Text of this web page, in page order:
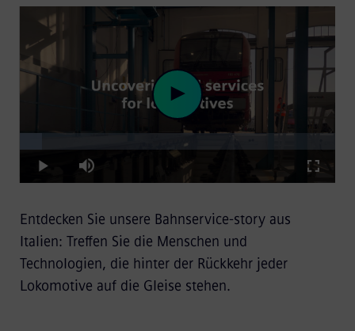
Play
Video
Play Mute
7.12%
Entdecken Sie unsere Bahnservice-story aus
Italien: Treffen Sie die Menschen und
Technologien, die hinter der Rückkehr jeder
Lokomotive auf die Gleise stehen.